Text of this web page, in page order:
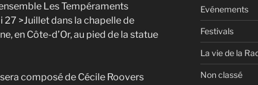
Les Tempéraments
>Juillet dans la chapelle de
en Côte-d’Or, au pied de la statue
composé de Cécile Roovers
Evénements
Festivals
La vie de la
Non classé